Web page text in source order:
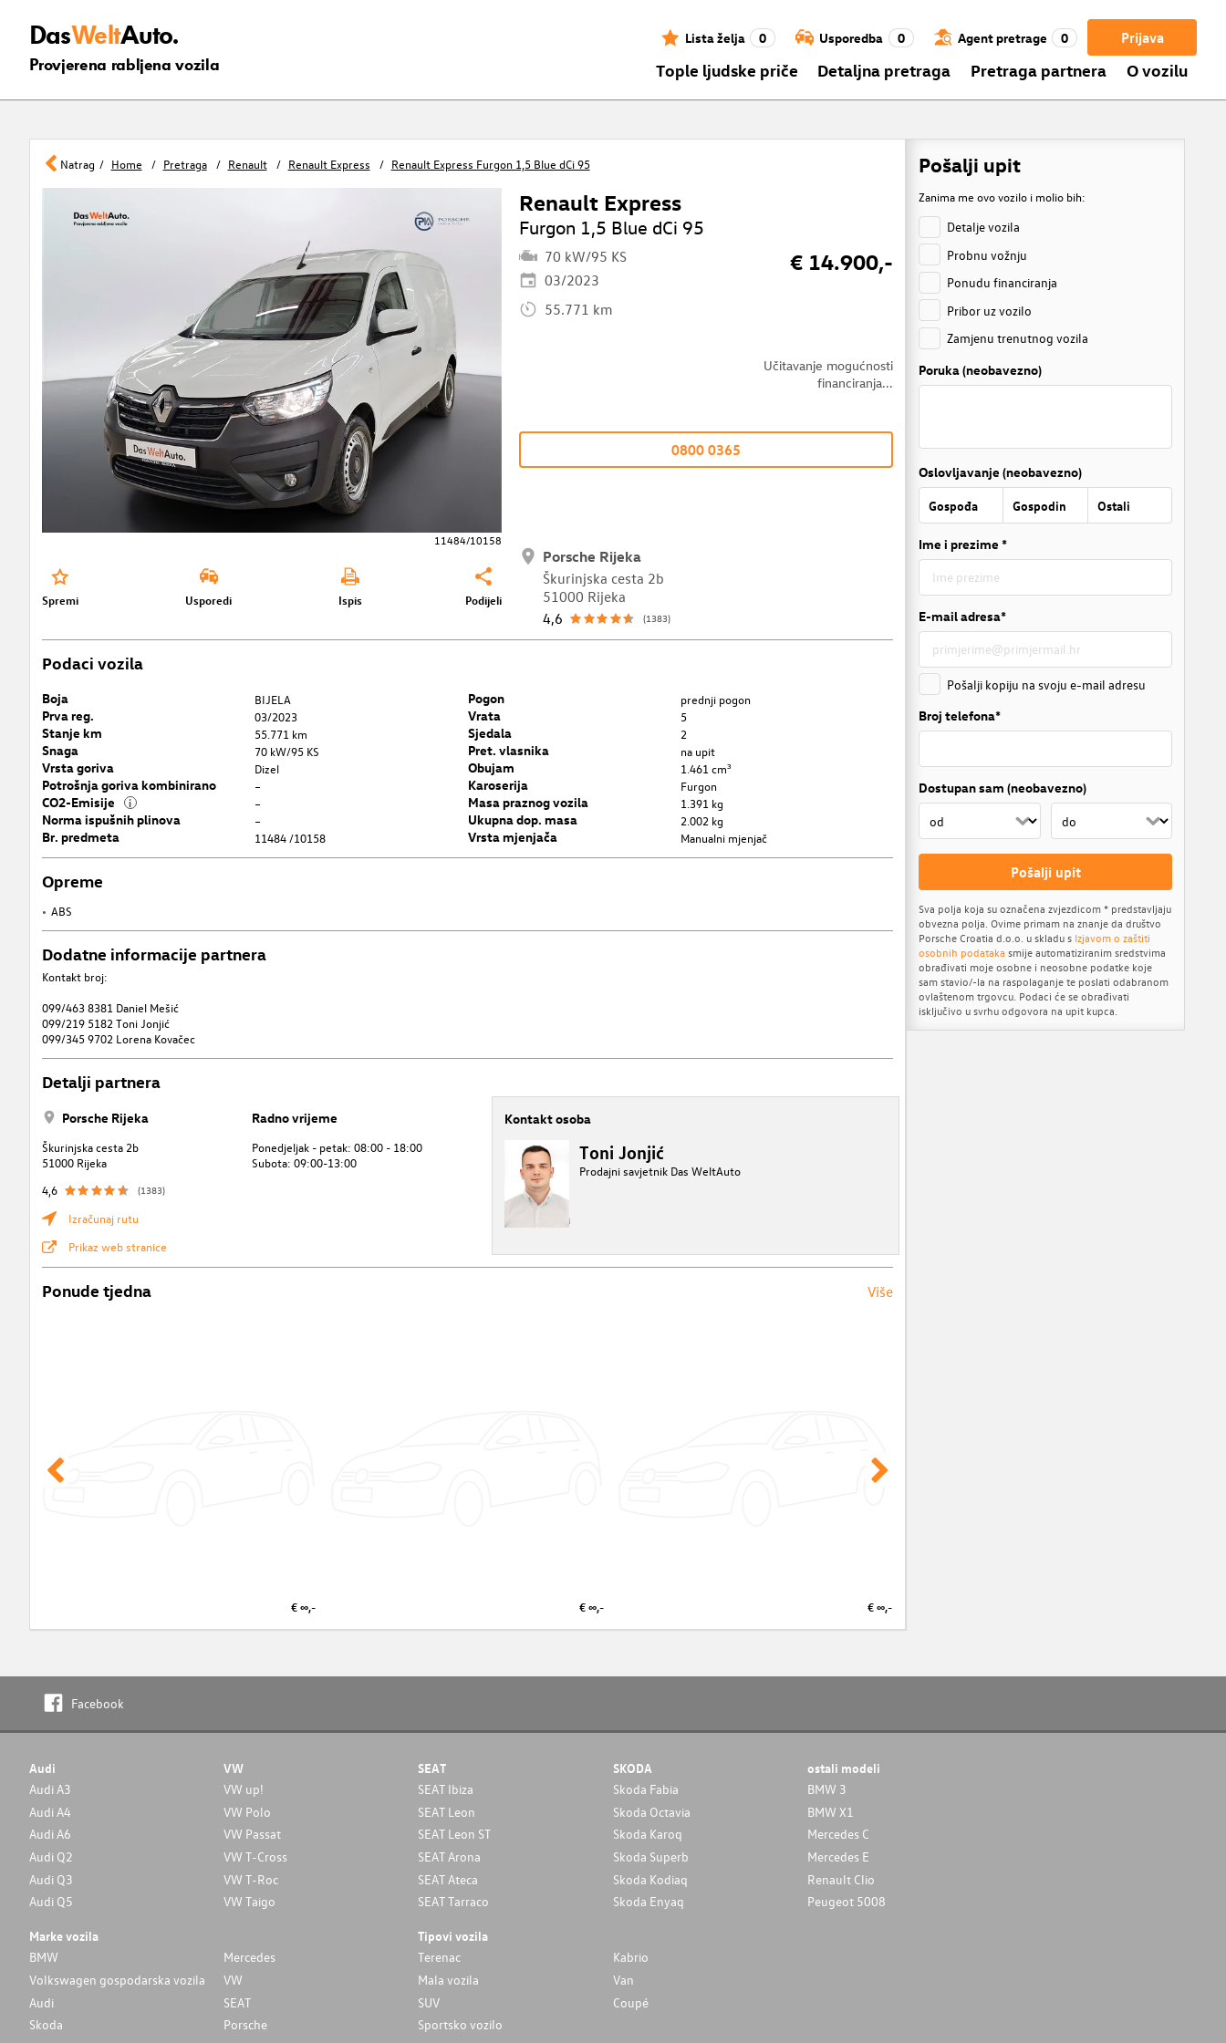
DasWeltAuto.
Provjerena rabljena vozila
Prijava
Lista želja 0 Usporedba 0 Agent pretrage 0
Tople ljudske priče Detaljna pretraga Pretraga partnera O vozilu
Natrag Home Pretraga Renault Renault Express Renault Express Furgon 1,5 Blue dCi 95
11484/10158
Renault Express
Furgon 1,5 Blue dCi 95
70 kW/95 KS
03/2023
55.771 km
Učitavanje mogućnosti
financiranja...
€ 14.900,-
0800 0365
Porsche Rijeka
Škurinjska cesta 2b
51000 Rijeka
4,6
(1383)
Spremi Usporedi Ispis Podijeli
Podaci vozila
Boja BIJELA
Prva reg. 03/2023
Stanje km 55.771 km
Snaga 70 kW/95 KS
Vrsta goriva Dizel
Potrošnja goriva kombinirano –
CO2-Emisije i –
Norma ispušnih plinova –
Br. predmeta 11484 /10158
Pogon prednji pogon
Vrata 5
Sjedala 2
Pret. vlasnika na upit
Obujam 1.461 cm³
Karoserija Furgon
Masa praznog vozila 1.391 kg
Ukupna dop. masa 2.002 kg
Vrsta mjenjača Manualni mjenjač
Opreme
ABS
Dodatne informacije partnera
Kontakt broj:
099/463 8381 Daniel Mešić
099/219 5182 Toni Jonjić
099/345 9702 Lorena Kovačec
Detalji partnera
Porsche Rijeka
Škurinjska cesta 2b
51000 Rijeka
4,6
(1383)
Izračunaj rutu
Prikaz web stranice
Radno vrijeme
Ponedjeljak - petak: 08:00 - 18:00
Subota: 09:00-13:00
Kontakt osoba
Toni Jonjić
Prodajni savjetnik Das WeltAuto
Ponude tjedna Više
€ ∞,- € ∞,- € ∞,-
Pošalji upit
Zanima me ovo vozilo i molio bih:
Detalje vozila
Probnu vožnju
Ponudu financiranja
Pribor uz vozilo
Zamjenu trenutnog vozila
Poruka (neobavezno)
Oslovljavanje (neobavezno)
Gospođa Gospodin Ostali
Ime i prezime *
E-mail adresa*
Pošalji kopiju na svoju e-mail adresu
Broj telefona*
Dostupan sam (neobavezno)
Pošalji upit
Sva polja koja su označena zvjezdicom * predstavljaju
obvezna polja. Ovime primam na znanje da društvo
Porsche Croatia d.o.o. u skladu s Izjavom o zaštiti
osobnih podataka smije automatiziranim sredstvima
obrađivati moje osobne i neosobne podatke koje
sam stavio/-la na raspolaganje te poslati odabranom
ovlaštenom trgovcu. Podaci će se obrađivati
isključivo u svrhu odgovora na upit kupca.
Facebook
Audi
Audi A3
Audi A4
Audi A6
Audi Q2
Audi Q3
Audi Q5
VW
VW up!
VW Polo
VW Passat
VW T-Cross
VW T-Roc
VW Taigo
SEAT
SEAT Ibiza
SEAT Leon
SEAT Leon ST
SEAT Arona
SEAT Ateca
SEAT Tarraco
SKODA
Skoda Fabia
Skoda Octavia
Skoda Karoq
Skoda Superb
Skoda Kodiaq
Skoda Enyaq
ostali modeli
BMW 3
BMW X1
Mercedes C
Mercedes E
Renault Clio
Peugeot 5008
Marke vozila
BMW
Mercedes
Volkswagen gospodarska vozila
VW
Audi
SEAT
Skoda
Porsche
Tipovi vozila
Terenac
Kabrio
Mala vozila
Van
SUV
Coupé
Sportsko vozilo